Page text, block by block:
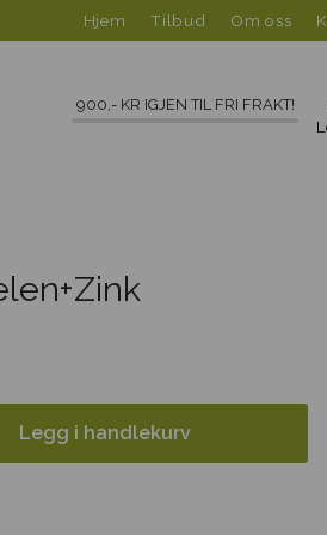
Hjem Tilbud Om oss
900,- KR IGJEN TIL FRI FRAKT!
Legg i handlekurv